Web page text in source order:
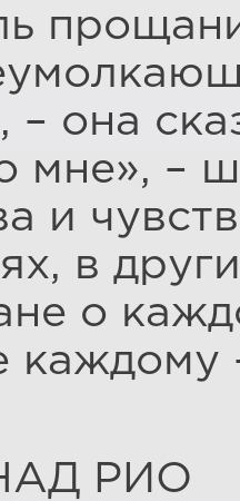
– она
мне», –
и
в
о
РИО